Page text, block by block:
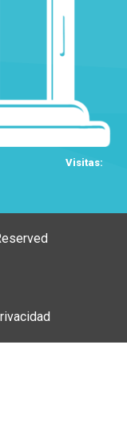
Visitas: